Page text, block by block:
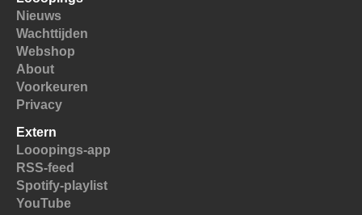
Nieuws
Wachttijden
Webshop
About
Voorkeuren
Privacy
Extern
Looopings-app
RSS-feed
Spotify-playlist
YouTube